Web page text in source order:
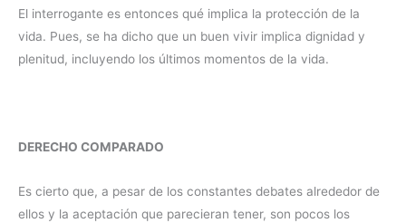
El interrogante es entonces qué implica la protección de la
vida. Pues, se ha dicho que un buen vivir implica dignidad y
plenitud, incluyendo los últimos momentos de la vida.
DERECHO COMPARADO
Es cierto que, a pesar de los constantes debates alrededor de
ellos y la aceptación que parecieran tener, son pocos los